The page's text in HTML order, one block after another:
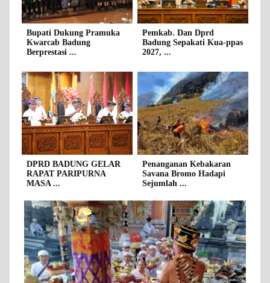
Bupati Dukung Pramuka
Kwarcab Badung
Berprestasi ...
Pemkab. Dan Dprd
Badung Sepakati Kua-ppas
2027, ...
DPRD BADUNG GELAR
RAPAT PARIPURNA
MASA ...
Penanganan Kebakaran
Savana Bromo Hadapi
Sejumlah ...